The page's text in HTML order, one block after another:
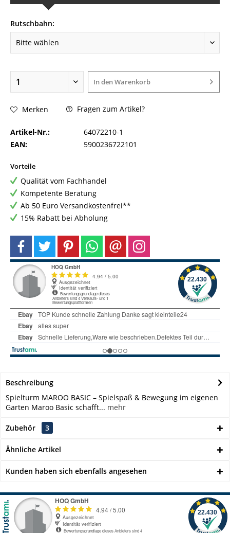
Rutschbahn:
In denWarenkorb
Merken Fragen zum Artikel?
Artikel-Nr.:
64072210-1
EAN:
5900236722101
Vorteile
Qualität vom Fachhandel
Kompetente Beratung
Ab 50 Euro Versandkostenfrei**
15% Rabatt bei Abholung
Beschreibung
Spielturm MAROO BASIC – Spielspaß & Bewegung im eigenen
Garten Maroo Basic schafft... mehr
Zubehör 3
Ähnliche Artikel
Kunden haben sich ebenfalls angesehen